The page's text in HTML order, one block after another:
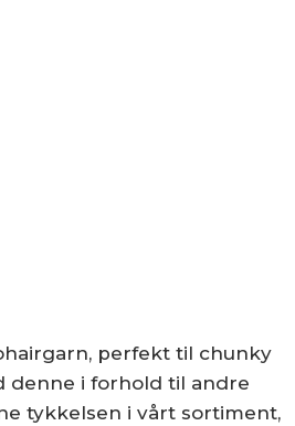
perfekt til chunky
denne i forhold til andre
tykkelsen i vårt sortiment,